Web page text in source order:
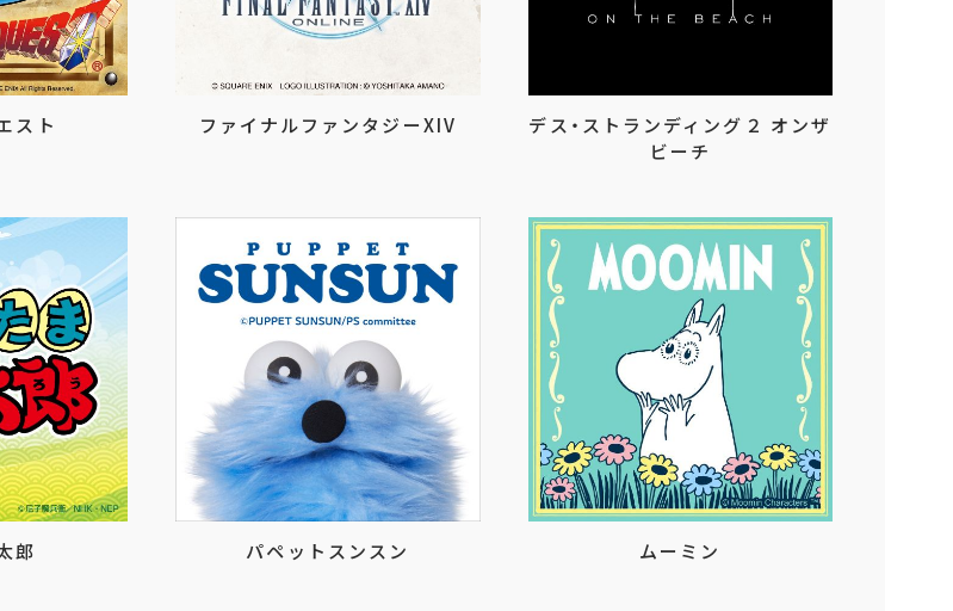
スト ファイナルファンタジーXIV
デス・ストランディング２ オンザ
ビーチ
郎 パペットスンスン ムーミン